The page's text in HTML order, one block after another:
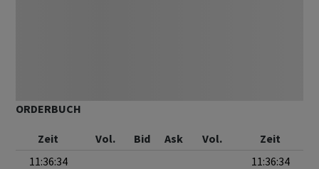
ORDERBUCH
Zeit Vol. Bid Ask Vol.
Zeit
11:36:34
11:36:34